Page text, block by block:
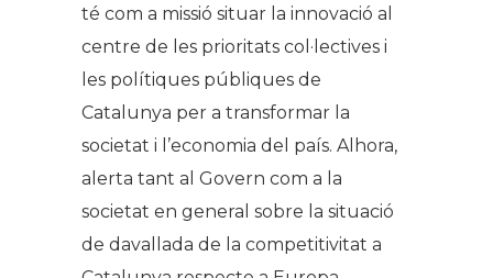
té com a missió situar la innovació al
centre de les prioritats col·lectives i
les polítiques públiques de
Catalunya per a transformar la
societat i l’economia del país. Alhora,
alerta tant al Govern com a la
societat en general sobre la situació
de davallada de la competitivitat a